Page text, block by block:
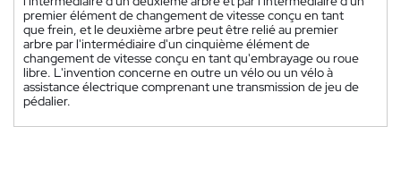
premier élément de changement de vitesse conçu en tant
que frein, et le deuxième arbre peut être relié au premier
arbre par l'intermédiaire d'un cinquième élément de
changement de vitesse conçu en tant qu'embrayage ou roue
libre. L'invention concerne en outre un vélo ou un vélo à
assistance électrique comprenant une transmission de jeu de
pédalier.